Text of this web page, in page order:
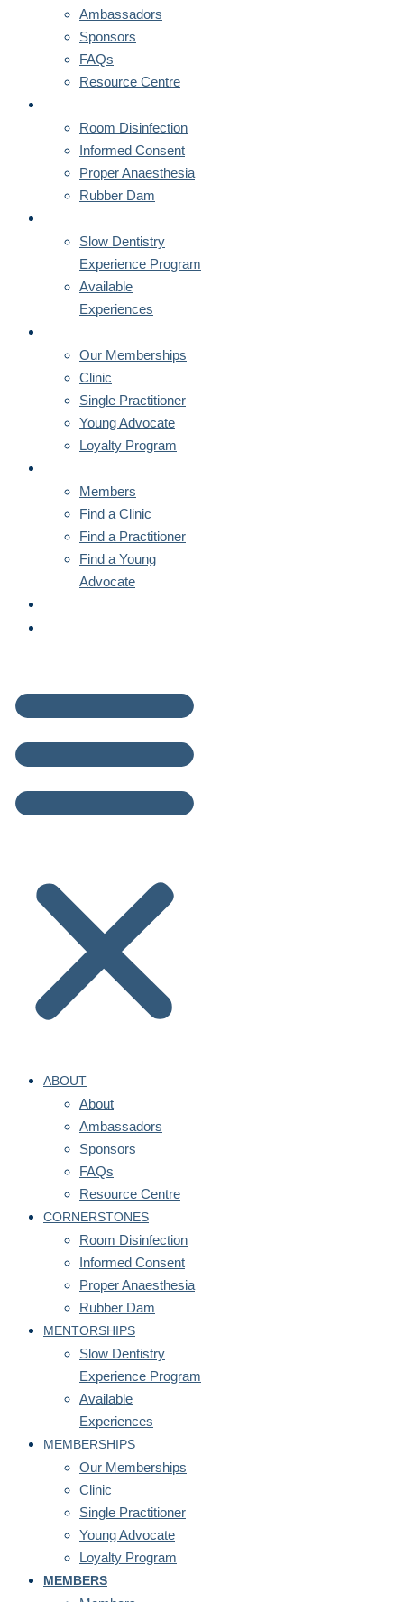
Ambassadors
Sponsors
FAQs
Resource Centre
Room Disinfection
Informed Consent
Proper Anaesthesia
Rubber Dam
Slow Dentistry
Experience Program
Available
Experiences
Our Memberships
Clinic
Single Practitioner
Young Advocate
Loyalty Program
Members
Find a Clinic
Find a Practitioner
Find a Young
Advocate
ABOUT
About
Ambassadors
Sponsors
FAQs
Resource Centre
CORNERSTONES
Room Disinfection
Informed Consent
Proper Anaesthesia
Rubber Dam
MENTORSHIPS
Slow Dentistry
Experience Program
Available
Experiences
MEMBERSHIPS
Our Memberships
Clinic
Single Practitioner
Young Advocate
Loyalty Program
MEMBERS